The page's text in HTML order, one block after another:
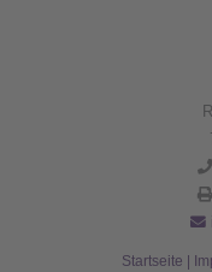
Startseite